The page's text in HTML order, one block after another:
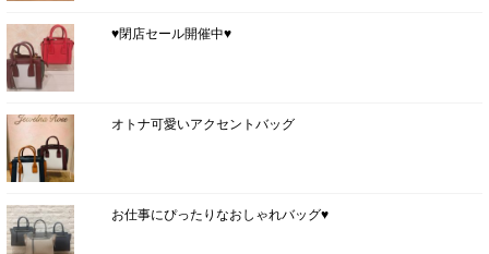
♥閉店セール開催中♥
オトナ可愛いアクセントバッグ
お仕事にぴったりなおしゃれバッグ♥